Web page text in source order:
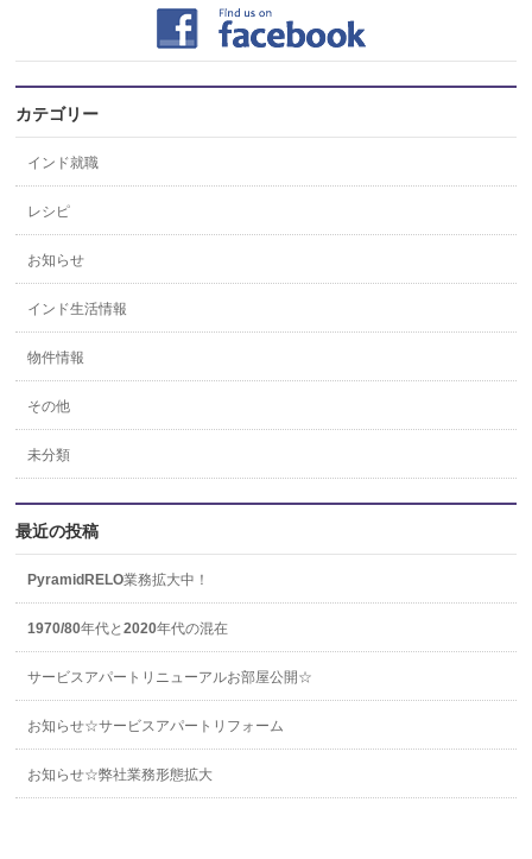
カテゴリー
インド就職
レシピ
お知らせ
インド生活情報
物件情報
その他
未分類
最近の投稿
PyramidRELO業務拡大中！
1970/80年代と2020年代の混在
サービスアパートリニューアルお部屋公開☆
お知らせ☆サービスアパートリフォーム
お知らせ☆弊社業務形態拡大